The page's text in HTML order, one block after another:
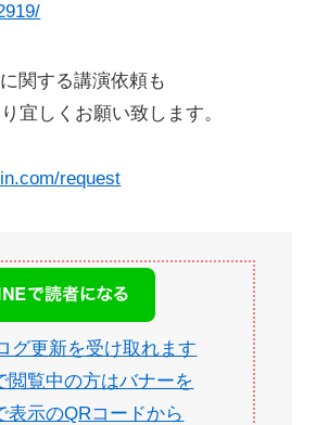
関する講演依頼も
宜しくお願い致します。
request
グ更新を受け取れます
閲覧中の方はバナーを
表示のQRコードから